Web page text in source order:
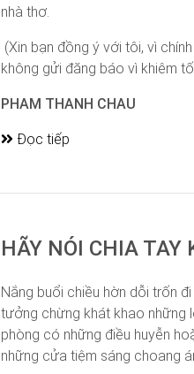
nhà thơ.
(Xin bạn đồng ý với tôi, vì
không gửi đăng báo vì khiêm
PHAM THANH CHAU
Đọc tiếp
HÃY NÓI CHIA TAY
Nắng buổi chiều hờn dỗi trốn
tưởng chừng khát khao những
phòng có những điều huyễn
những cửa tiệm sáng choang